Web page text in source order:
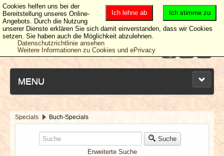
MENU
Specials Buch-Specials
Suche
Erweiterte Suche
Ich stimme zu
Ich lehne ab
Cookies helfen uns bei der
Bereitstellung unseres Online-
Angebots. Durch die Nutzung
unserer Dienste erklären Sie sich damit einverstanden, dass wir Cookies
setzen. Sie haben auch die Möglichkeit abzulehnen.
Datenschutzrichtlinie ansehen
Weitere Informationen zu Cookies und ePrivacy